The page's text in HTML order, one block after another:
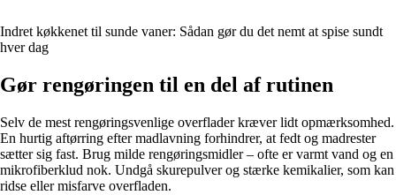
Indret køkkenet til sunde vaner: Sådan gør du det nemt at spise sundt
hver dag
Gør rengøringen til en del af rutinen
Selv de mest rengøringsvenlige overflader kræver lidt opmærksomhed.
En hurtig aftørring efter madlavning forhindrer, at fedt og madrester
sætter sig fast. Brug milde rengøringsmidler – ofte er varmt vand og en
mikrofiberklud nok. Undgå skurepulver og stærke kemikalier, som kan
ridse eller misfarve overfladen.